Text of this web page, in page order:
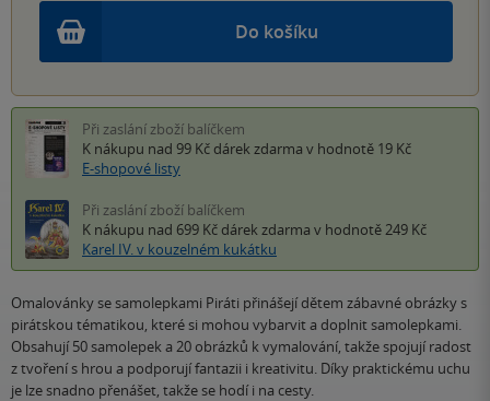
Do košíku
Při zaslání zboží balíčkem
K nákupu nad 99 Kč dárek zdarma v hodnotě 19 Kč
E-shopové listy
Při zaslání zboží balíčkem
K nákupu nad 699 Kč dárek zdarma v hodnotě 249 Kč
Karel IV. v kouzelném kukátku
Omalovánky se samolepkami Piráti přinášejí dětem zábavné obrázky s
pirátskou tématikou, které si mohou vybarvit a doplnit samolepkami.
Obsahují 50 samolepek a 20 obrázků k vymalování, takže spojují radost
z tvoření s hrou a podporují fantazii i kreativitu. Díky praktickému uchu
je lze snadno přenášet, takže se hodí i na cesty.